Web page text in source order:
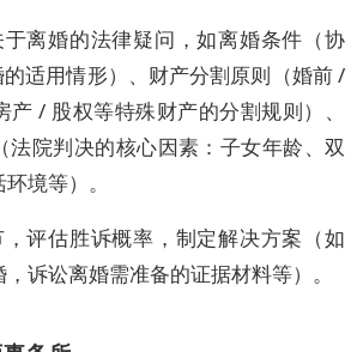
离婚的法律疑问，如离婚条件（协
适用情形）、财产分割原则（婚前 /
/ 股权等特殊财产的分割规则）、
法院判决的核心因素：子女年龄、双
境等）。
评估胜诉概率，制定解决方案（如
诉讼离婚需准备的证据材料等）。